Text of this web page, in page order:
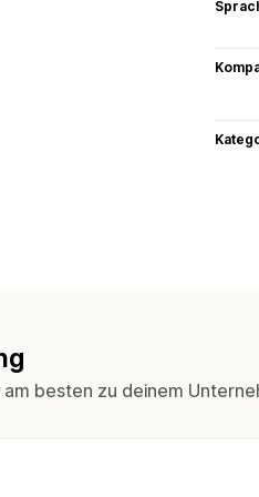
besten zu deinem